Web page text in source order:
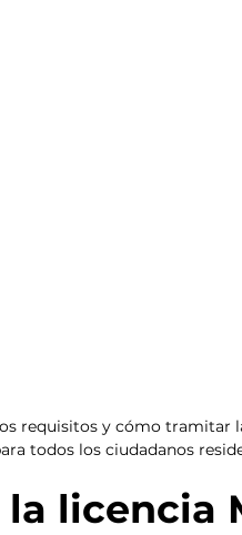
requisitos y cómo tramitar
todos los ciudadanos
licencia